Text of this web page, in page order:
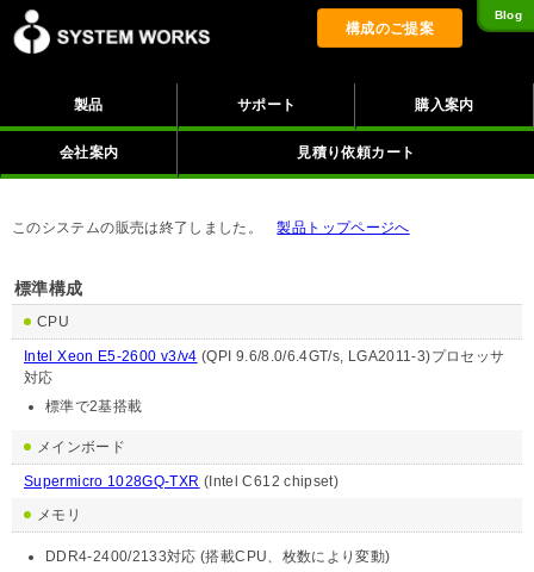
構成のご提案
Blog
製品 サポート 購入案内
会社案内 見積り依頼カート
このシステムの販売は終了しました。製品トップページへ
標準構成
CPU
Intel Xeon E5-2600 v3/v4 (QPI 9.6/8.0/6.4GT/s, LGA2011-3)プロセッサ
対応
標準で2基搭載
メインボード
Supermicro 1028GQ-TXR (Intel C612 chipset)
メモリ
DDR4-2400/2133対応 (搭載CPU、枚数により変動)